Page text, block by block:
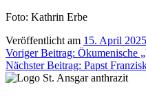
Foto: Kathrin Erbe
Veröffentlicht am 15. April 2025
Beitragsnavigation
Voriger Beitrag: Ökumenische
Nächster Beitrag: Papst